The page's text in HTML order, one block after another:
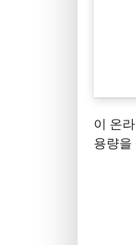
이 온
용량을